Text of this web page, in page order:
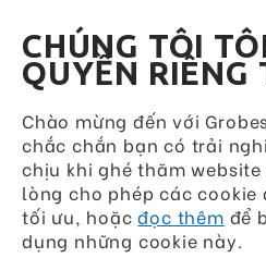
CHÚNG TÔI
QUYỀN RIÊNG
Chào mừng đến với
chắc chắn bạn có trải
chịu khi ghé thăm
lòng cho phép các
tối ưu, hoặcđọc thêm để
dụng những cookie này.